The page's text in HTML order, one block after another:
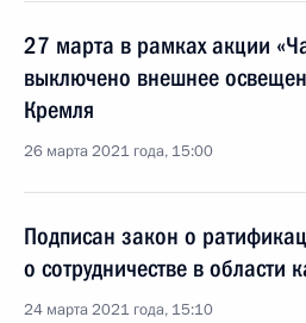
27 марта в рамках акции
выключено внешнее
Кремля
26 марта 2021 года, 15:00
Подписан закон о
о сотрудничестве в области
24 марта 2021 года, 15:10